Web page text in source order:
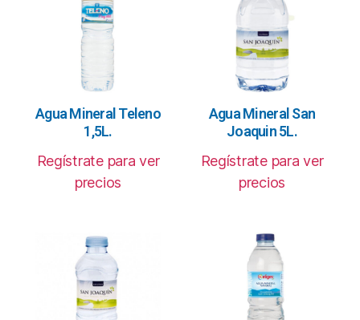
Agua Mineral Teleno
1,5L.
Regístrate para ver
precios
Agua Mineral San
Joaquin 5L.
Regístrate para ver
precios